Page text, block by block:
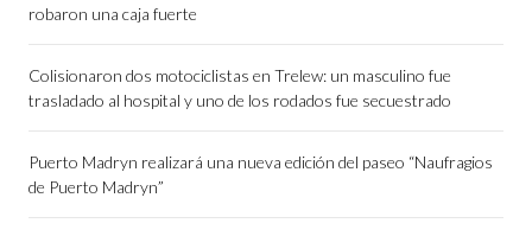
robaron una caja fuerte
Colisionaron dos motociclistas en Trelew: un masculino fue
trasladado al hospital y uno de los rodados fue secuestrado
Puerto Madryn realizará una nueva edición del paseo “Naufragios
de Puerto Madryn”